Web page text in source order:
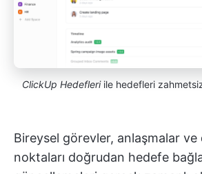
ClickUp Hedefleriile hedefleri
Bireysel görevler, anlaşmalar ve
noktaları doğrudan hedefe